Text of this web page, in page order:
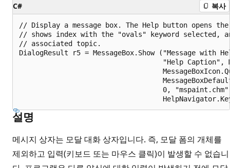
C# 복사
// Display a message box. The Help button opens
// shows index with the "ovals" keyword selected,
// associated topic.
DialogResult r5 = MessageBox.Show ("Message
"Help
0,
설명
메시지 상자는 모달 대화 상자입니다. 즉, 모달 폼의 개체를
제외하고 입력(키보드 또는 마우스 클릭)이 발생할 수 없습니